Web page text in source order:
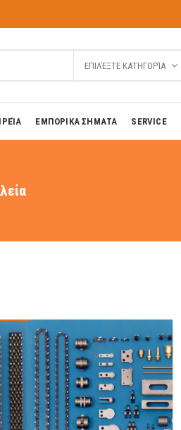
ΕΠΙΛΈΞΤΕ ΚΑΤΗΓΟΡΊΑ
ΕΜΠΟΡΙΚΑ ΣΗΜΑΤΑ SERVICE